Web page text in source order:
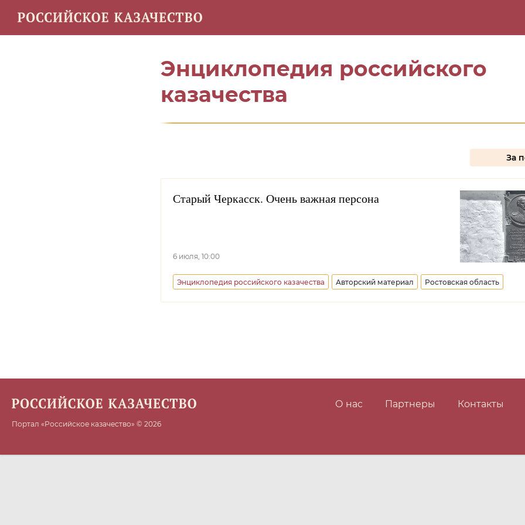
Энциклопедия российского
казачества
За
Старый Черкасск. Очень важная персона
6 июля, 10:00
Энциклопедия российского казачества Авторский материал Ростовская область
Минкультуры РФ
Портал «Российское казачество» © 2026
О нас Партнеры Контакты